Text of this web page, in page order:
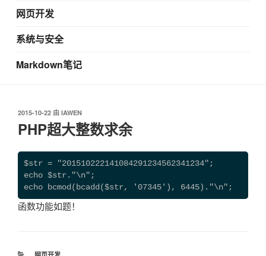
网页开发
系统与安全
Markdown笔记
发
布
于
2015-10-22 由 IAWEN
PHP超大整数求余
$str = "201510222141084291234562341234";
echo $str."\n";
echo bcmod(bcadd($str, '07345'), 6445)."\n";
函数功能如题！